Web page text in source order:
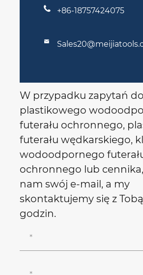
 +86-18757424075

W przypadku zapytań
plastikowego
futerału ochronnego,
futerału wędkarskiego,
wodoodpornego
ochronnego lub
nam swój e-mail, a my
skontaktujemy się z
godzin.